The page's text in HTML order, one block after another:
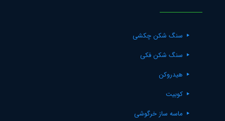
سنگ شکن چکشی
سنگ شکن فکی
هیدروکن
کوبیت
ماسه ساز خرگوشی